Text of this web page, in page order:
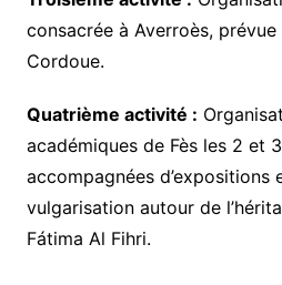
consacrée à Averroès,
Cordoue.
Quatrième activité :
académiques de Fès les 2 et
accompagnées d’expositions
vulgarisation autour de
Fátima Al Fihri.